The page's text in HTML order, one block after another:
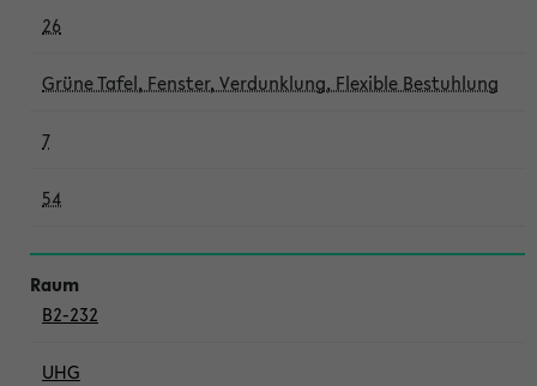
26
Grüne Tafel, Fenster, Verdunklung, Flexible Bestuhlung
7
54
B2-232
UHG